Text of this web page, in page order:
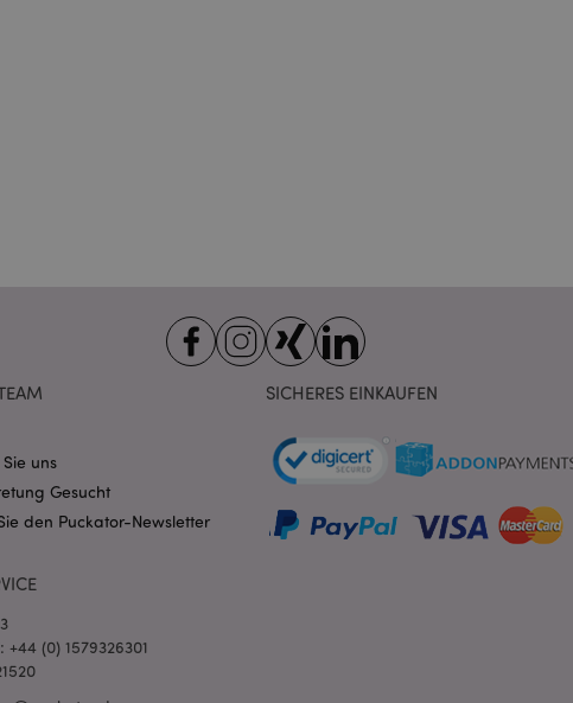
uns
Gesucht
den Puckator-Newsletter
(0) 1579326301
SICHERES EINKAUFEN
www.puckator.de
Käufer initiierten Aktionen wie
anzeigen, Checkout-Informationen usw.
Adobe Inc.
1 Tag
Speichert Produkt-IDs kürzlich
sich auf zuletzt angezeigte /
beziehen.
1 Tag 16
erleichtern und das Laden von Seiten zu
beschleunigen.
www.puckator.de